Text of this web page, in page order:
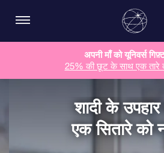
अपनी माँ को यूनिवर्स
25% की छूट के साथ एक तारे
शादी के
एक सितारे को